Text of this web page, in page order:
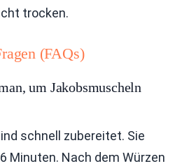
trocken.
(FAQs)
um Jakobsmuscheln
schnell zubereitet. Sie
Minuten. Nach dem Würzen